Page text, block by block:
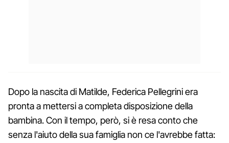
Dopo la nascita di Matilde, Federica Pellegrini era
pronta a mettersi a completa disposizione della
bambina. Con il tempo, però, si è resa conto che
senza l'aiuto della sua famiglia non ce l'avrebbe fatta: